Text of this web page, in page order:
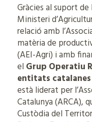
Gràcies al suport de
Ministeri
relació amb
matèria de
(AEI-Agri) i amb
el Grup Operatiu
entitats
està liderat per
Catalunya (ARCA),
Custòdia del